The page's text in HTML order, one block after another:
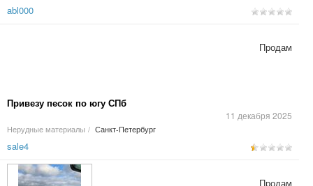
abl000
Привезу песок по югу СПб
11 декабря 2025
Нерудные материалы / Санкт-Петербург
Продам
sale4
Продам